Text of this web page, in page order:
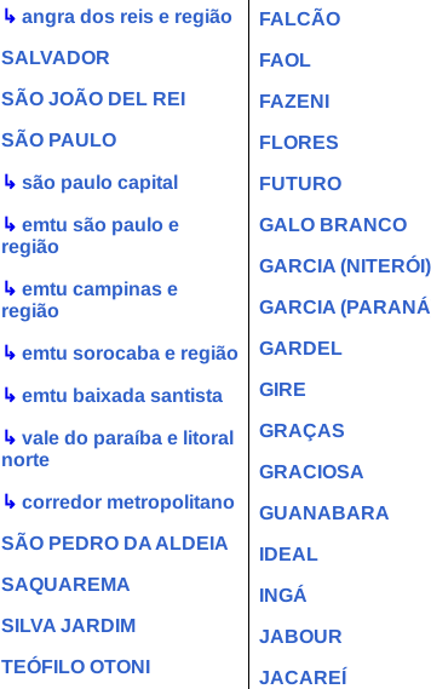
↳ angra dos reis e região
SALVADOR
SÃO JOÃO DEL REI
SÃO PAULO
↳ são paulo capital
↳ emtu são paulo e
região
↳ emtu campinas e
região
↳ emtu sorocaba e região
↳ emtu baixada santista
↳ vale do paraíba e litoral
norte
↳ corredor metropolitano
SÃO PEDRO DA ALDEIA
SAQUAREMA
SILVA JARDIM
TEÓFILO OTONI
FALCÃO
FAOL
FAZENI
FLORES
FUTURO
GALO BRANCO
GARCIA (NITERÓI)
GARCIA
GARDEL
GIRE
GRAÇAS
GRACIOSA
GUANABARA
IDEAL
INGÁ
JABOUR
JACAREÍ